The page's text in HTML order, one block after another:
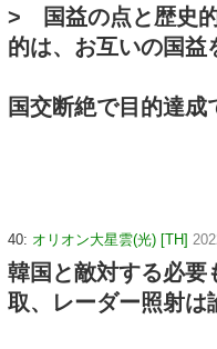
> 国益の点と歴史
的は、お互いの国益
国交断絶で目的達成
40: オリオン大星雲(光) [TH]
韓国と敵対する必要
取、レーダー照射は